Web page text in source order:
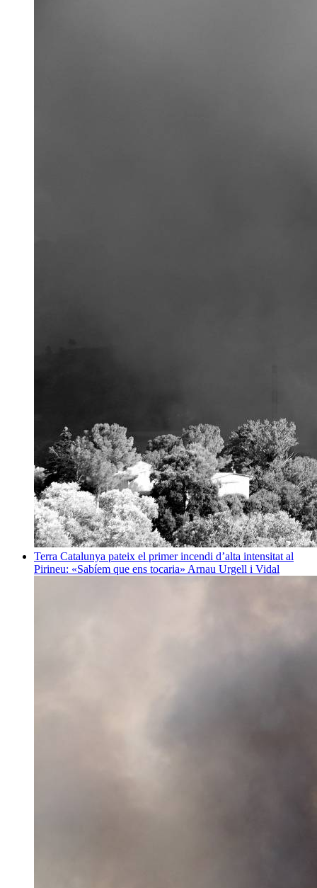
Terra Catalunya pateix el primer incendi d’alta intensitat al
Pirineu: «Sabíem que ens tocaria» Arnau Urgell i Vidal